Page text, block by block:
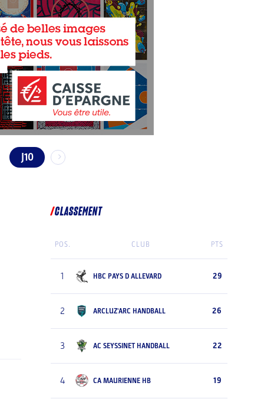
J10
CLASSEMENT
POS. CLUB PTS
1 HBC PAYS D ALLEVARD 29
2 ARCLUZ'ARC HANDBALL 26
3 AC SEYSSINET HANDBALL 22
4 CA MAURIENNE HB 19